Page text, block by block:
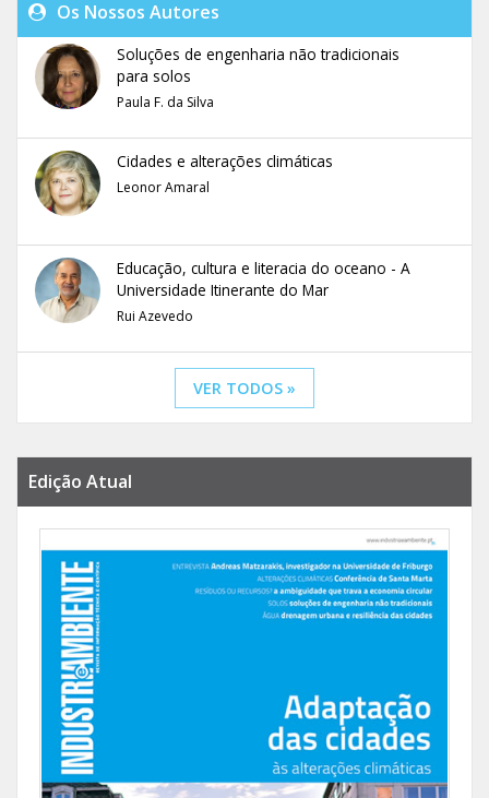
Os Nossos Autores
Soluções de engenharia não tradicionais
para solos
Paula F. da Silva
Cidades e alterações climáticas
Leonor Amaral
Educação, cultura e literacia do oceano - A
Universidade Itinerante do Mar
Rui Azevedo
VER TODOS »
Edição Atual